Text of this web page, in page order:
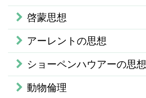
啓蒙思想
アーレントの思想
ショーペンハウアーの思想
動物倫理